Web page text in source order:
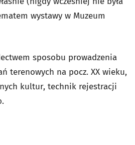
wystawy w Muzeum
sposobu prowadzenia
terenowych na pocz. XX wieku,
kultur, technik rejestracji